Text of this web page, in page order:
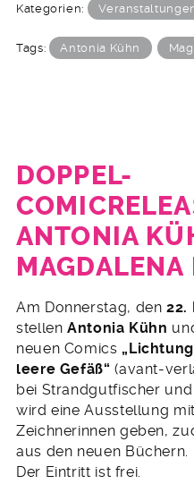
Kategorien:
Tags: Antonia Kühn
DOPPEL-
ANTONIA
1.
März
2018
Am Donnerstag, den22.
stellenAntonia Kühn
neuen Comics
leere Gefäß“ (avant-
bei Strandgutfischer
wird eine Ausstellung
Zeichnerinnen geben,
aus den neuen Büchern.
Der Eintritt ist frei.